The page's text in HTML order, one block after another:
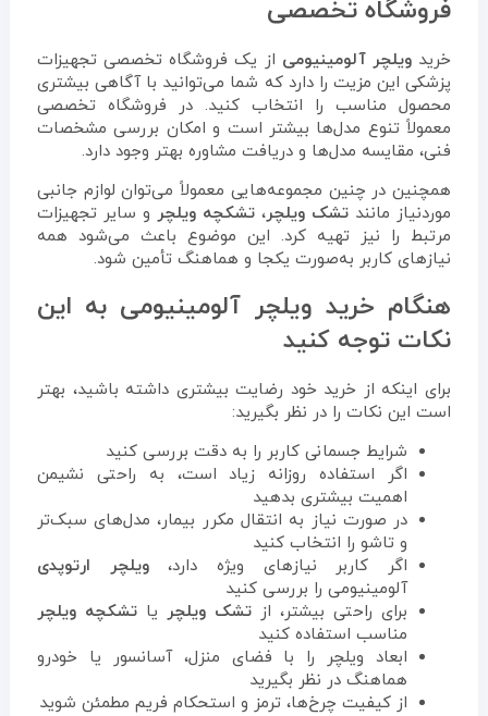
فروشگاه تخصصی
خریدویلچر آلومینیومی از یک فروشگاه تخصصی تجهیزات
پزشکی این مزیت را دارد که شما می‌توانید با آگاهی بیشتری
محصول مناسب را انتخاب کنید. در فروشگاه تخصصی
معمولاً تنوع مدل‌ها بیشتر است و امکان بررسی مشخصات
فنی، مقایسه مدل‌ها و دریافت مشاوره بهتر وجود دارد.
همچنین در چنین مجموعه‌هایی معمولاً می‌توان لوازم جانبی
موردنیاز مانند تشک ویلچر، تشکچه ویلچر و سایر تجهیزات
مرتبط را نیز تهیه کرد. این موضوع باعث می‌شود همه
نیازهای کاربر به‌صورت یکجا و هماهنگ تأمین شود.
هنگام خرید ویلچر آلومینیومی به این
نکات توجه کنید
برای اینکه از خرید خود رضایت بیشتری داشته باشید، بهتر
است این نکات را در نظر بگیرید:
شرایط جسمانی کاربر را به دقت بررسی کنید
اگر استفاده روزانه زیاد است، به راحتی نشیمن
اهمیت بیشتری بدهید
در صورت نیاز به انتقال مکرر بیمار، مدل‌های سبک‌تر
و تاشو را انتخاب کنید
اگر کاربر نیازهای ویژه دارد،ویلچر ارتوپدی
آلومینیومی را بررسی کنید
برای راحتی بیشتر، از تشک ویلچر یاتشکچه ویلچر
مناسب استفاده کنید
ابعاد ویلچر را با فضای منزل، آسانسور یا خودرو
هماهنگ در نظر بگیرید
از کیفیت چرخ‌ها، ترمز و استحکام فریم مطمئن شوید